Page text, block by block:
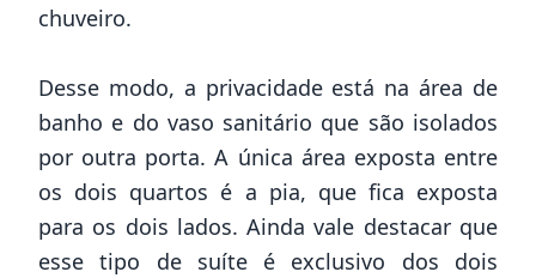
chuveiro.
Desse modo, a privacidade está na área de
banho e do vaso sanitário que são isolados
por outra porta. A única área exposta entre
os dois quartos é a pia, que fica exposta
para os dois lados. Ainda vale destacar que
esse tipo de suíte é exclusivo dos dois